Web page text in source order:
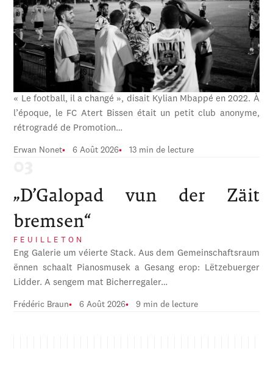
« Le football, il a changé », disait Kylian Mbappé en 2022. À
l’époque, le FC Atert Bissen était un petit club anonyme,
rétrogradé de Promotion…
Erwan Nonet 6 Août 2026 13 min de lecture
„D’Galopad vun der Zäit
bremsen“
FEUILLETON
Eng Galerie um véierte Stack. Aus dem Gemeinschaftsraum
ënnen schaalt Pianosmusek a Gesang erop: Lëtzebuerger
Lidder. A sengem mat Bicherregaler…
Frédéric Braun 6 Août 2026 9 min de lecture